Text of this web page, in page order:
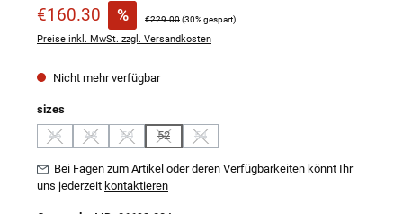
Verkaufspreis:
€160.30 % Regulärer Preis:
€229.00(30% gespart)
Preise inkl. MwSt. zzgl. Versandkosten
Nicht mehr verfügbar
sizesauswählen
46
(Diese Option ist zurzeit nicht verfügbar.)
48
(Diese Option ist zurzeit nicht verfügbar.)
50
(Diese Option ist zurzeit nicht verfügbar.)
52
(Diese Option ist zurzeit nicht verfügbar.)
54
(Diese Option ist zurzeit nicht verfügbar.)
Bei Fagen zum Artikel oder deren Verfügbarkeiten könnt Ihr
uns jederzeit kontaktieren